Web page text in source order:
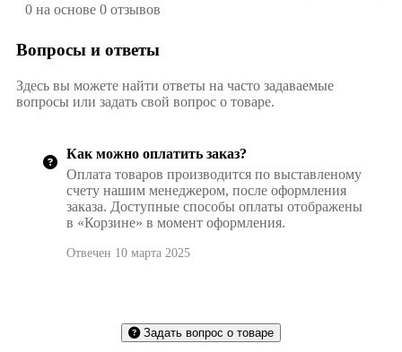
0 на основе 0 отзывов
Вопросы и ответы
Здесь вы можете найти ответы на часто задаваемые
вопросы или задать свой вопрос о товаре.
Как можно оплатить заказ?
Оплата товаров производится по выставленому
счету нашим менеджером, после оформления
заказа. Доступные способы оплаты отображены
в «Корзине» в момент оформления.
Отвечен 10 марта 2025
Задать вопрос о товаре